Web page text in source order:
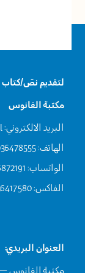
لتقديم نصّ/
مكتبة الفانوس
البريد الالكتروني:
الهاتف: 036478555
الواتساب: 0546872191
الفاكس: 036417580
العنوان البريدي: